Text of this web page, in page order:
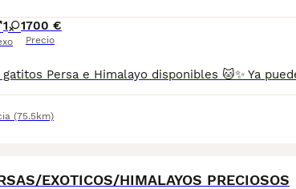
1 1700 €
Precio
(75.5km)
EXOTICOS/HIMALAYOS PRECIOSOS